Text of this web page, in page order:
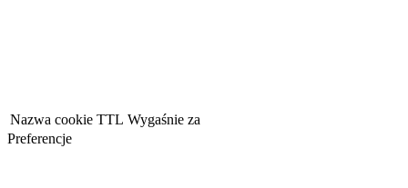
Nazwa cookie TTL Wygaśnie za
Preferencje